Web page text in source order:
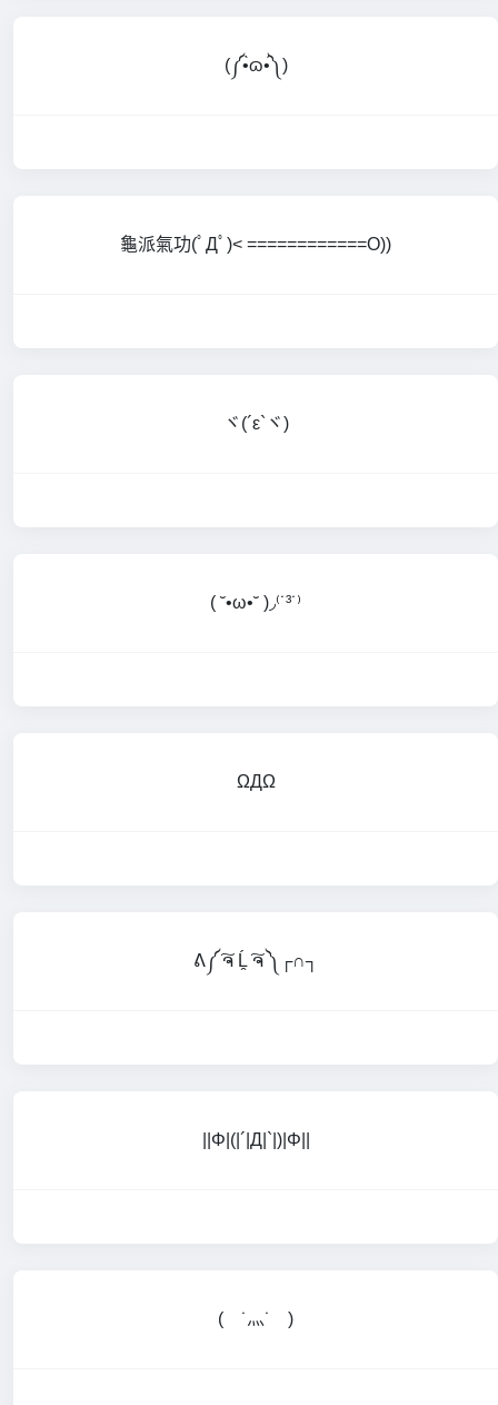
(༼•̀ɷ•́༽)
龜派氣功(ﾟДﾟ)< ============O))
ヾ(´ε`ヾ)
( ˘•ω•˘ )◞⁽˙³˙⁾
ΩДΩ
ᕕ༼ ͠ຈ Ĺ̯ ͠ຈ ༽┌∩┐
||Φ|(|´|Д|`|)|Φ||
( ˙灬˙ )